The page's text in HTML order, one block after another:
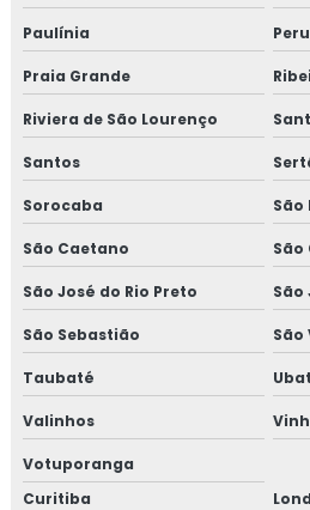
Paulínia
Praia Grande
Riviera de São Lourenço
Santos
Sorocaba São
São Caetano São
São José do Rio Preto São
São Sebastião São
Taubaté
Valinhos
Votuporanga
Curitiba